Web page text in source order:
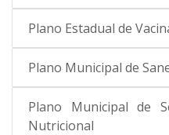
Plano Estadual de
Plano Municipal de
Plano Municipal de
Nutricional